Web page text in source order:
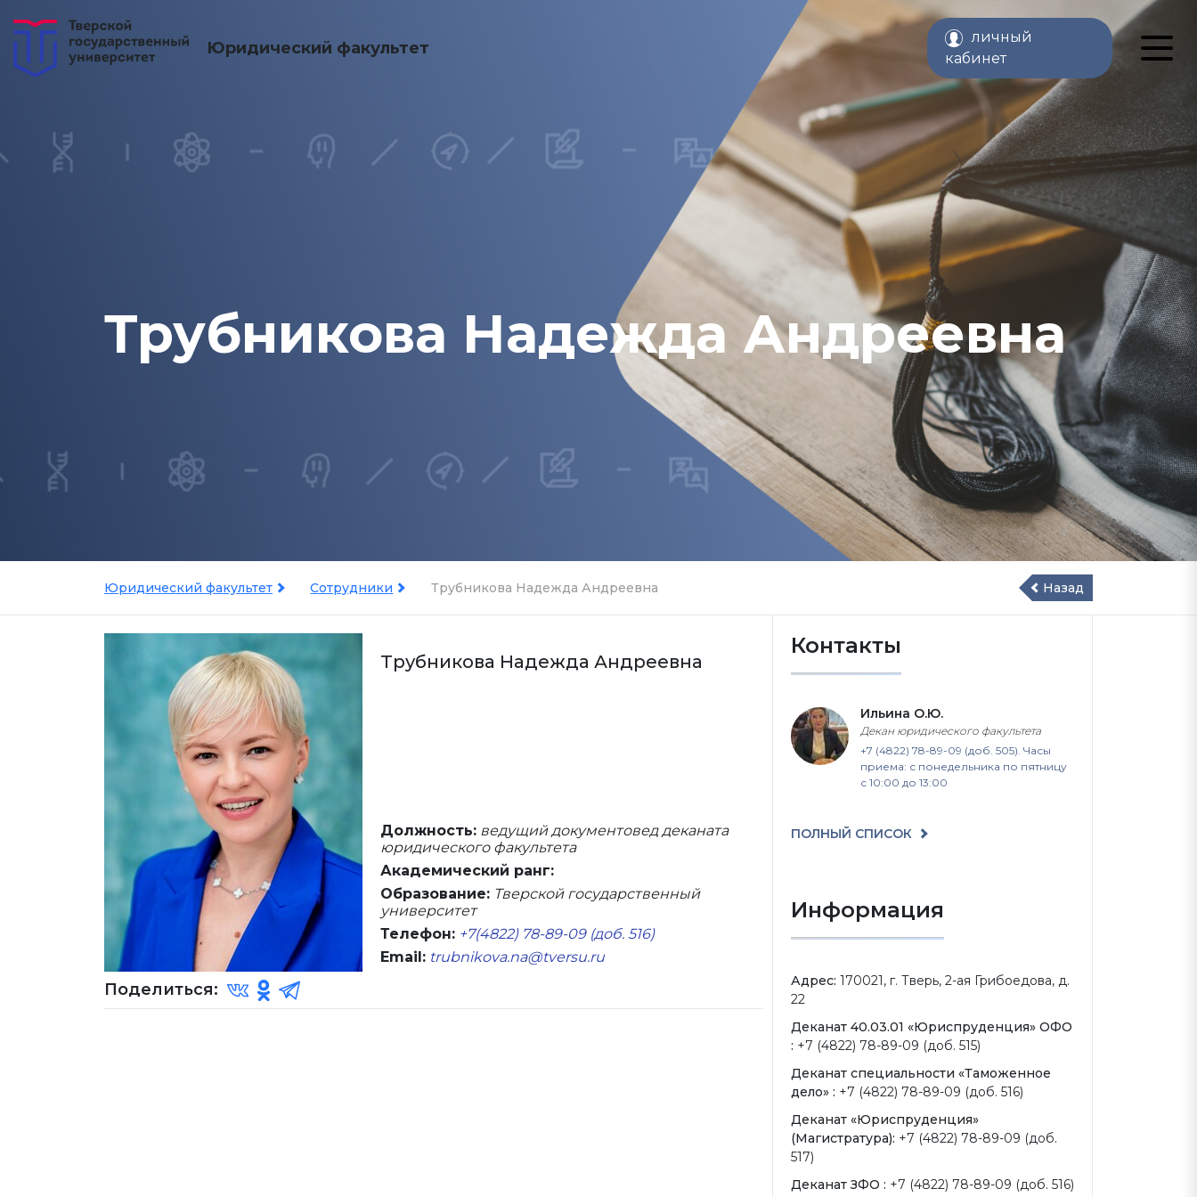
Юридический факультет
личный
кабинет
Трубникова Надежда Андреевна
Юридический факультет Сотрудники Трубникова Надежда Андреевна Назад
Трубникова Надежда Андреевна
Должность: ведущий документовед деканата
юридического факультета
Академический ранг:
Образование: Тверской государственный
университет
Телефон: +7(4822) 78-89-09 (доб. 516)
Email: trubnikova.na@tversu.ru
Поделиться:
Контакты
Ильина О.Ю.
Декан юридического факультета
+7 (4822) 78-89-09 (доб. 505). Часы
приема: с понедельника по пятницу
с 10:00 до 13:00
ПОЛНЫЙ СПИСОК
Информация
Адрес: 170021, г. Тверь, 2-ая Грибоедова, д.
22
Деканат 40.03.01 «Юриспруденция» ОФО
: +7 (4822) 78-89-09 (доб. 515)
Деканат специальности «Таможенное
дело» : +7 (4822) 78-89-09 (доб. 516)
Деканат «Юриспруденция»
(Магистратура): +7 (4822) 78-89-09 (доб.
517)
Деканат ЗФО : +7 (4822) 78-89-09 (доб. 516)